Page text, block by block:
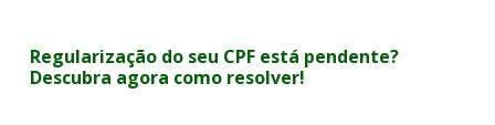
Regularização do seu CPF está pendente?
Descubra agora como resolver!